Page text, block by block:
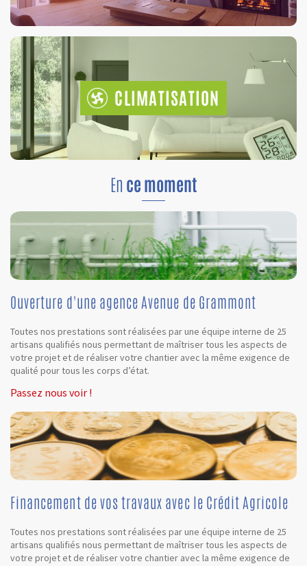
CLIMATISATION
En ce moment
Ouverture d'une agence Avenue de Grammont
Toutes nos prestations sont réalisées par une équipe interne de 25
artisans qualifiés nous permettant de maîtriser tous les aspects de
votre projet et de réaliser votre chantier avec la même exigence de
qualité pour tous les corps d’état.
Passez nous voir !
Financement de vos travaux avec le Crédit Agricole
Toutes nos prestations sont réalisées par une équipe interne de 25
artisans qualifiés nous permettant de maîtriser tous les aspects de
votre projet et de réaliser votre chantier avec la même exigence de